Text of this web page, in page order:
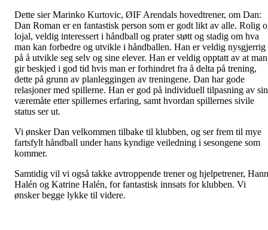
Dette sier Marinko Kurtovic, ØIF Arendals hovedtrener, om Dan:
Dan Roman er en fantastisk person som er godt likt av alle. Rolig
lojal, veldig interessert i håndball og prater støtt og stadig om hva
man kan forbedre og utvikle i håndballen. Han er veldig nysgjerrig
på å utvikle seg selv og sine elever. Han er veldig opptatt av at man
gir beskjed i god tid hvis man er forhindret fra å delta på trening,
dette på grunn av planleggingen av treningene. Dan har gode
relasjoner med spillerne. Han er god på individuell tilpasning av sin
væremåte etter spillernes erfaring, samt hvordan spillernes sivile
status ser ut.
Vi ønsker Dan velkommen tilbake til klubben, og ser frem til mye
fartsfylt håndball under hans kyndige veiledning i sesongene som
kommer.
Samtidig vil vi også takke avtroppende trener og hjelpetrener,
Halén og Katrine Halén, for fantastisk innsats for klubben. Vi
ønsker begge lykke til videre.